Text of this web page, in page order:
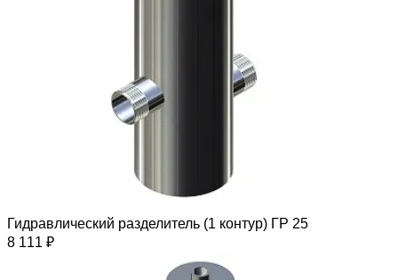
Гидравлический разделитель (1 контур) ГР 25
8 111 ₽